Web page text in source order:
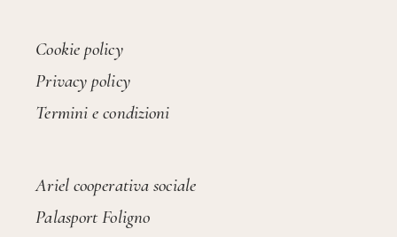
Cookie policy
Privacy policy
Termini e condizioni
Ariel cooperativa sociale
Palasport Foligno